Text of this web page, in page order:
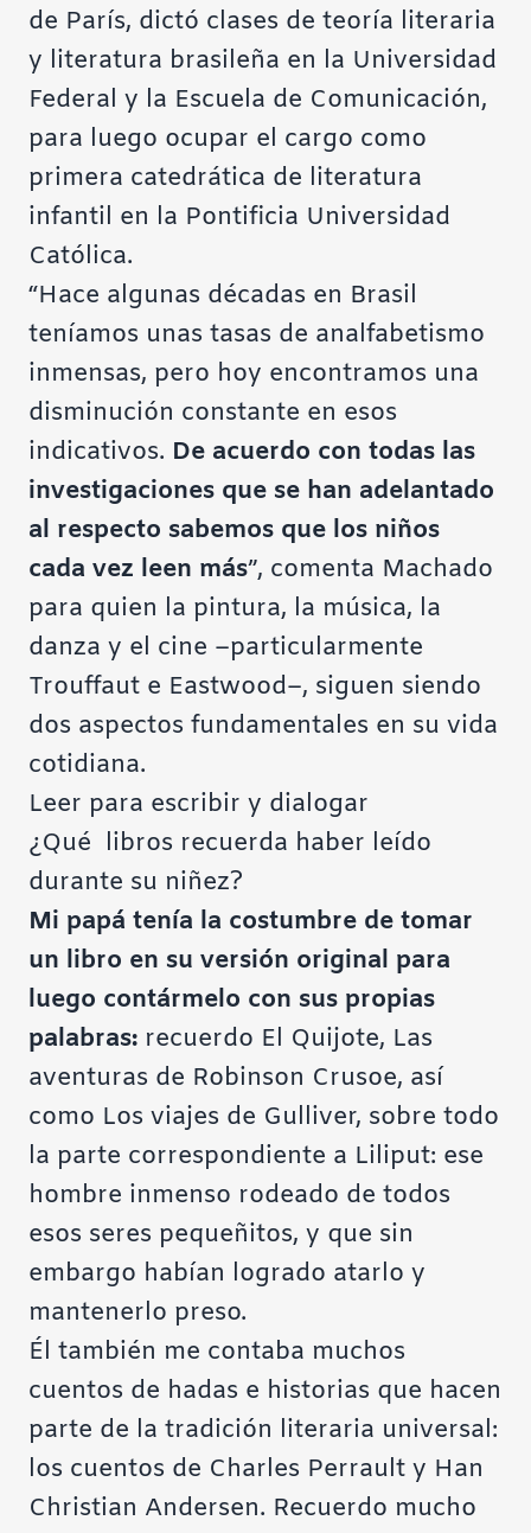
de París, dictó clases de teoría literaria
y literatura brasileña en la Universidad
Federal y la Escuela de Comunicación,
para luego ocupar el cargo como
primera catedrática de literatura
infantil en la Pontificia Universidad
Católica.
“Hace algunas décadas en Brasil
teníamos unas tasas de analfabetismo
inmensas, pero hoy encontramos una
disminución constante en esos
indicativos. De acuerdo con todas las
investigaciones que se han adelantado
al respecto sabemos que los niños
cada vez leen más”, comenta Machado
para quien la pintura, la música, la
danza y el cine –particularmente
Trouffaut e Eastwood–, siguen siendo
dos aspectos fundamentales en su vida
cotidiana.
Leer para escribir y dialogar
¿Qué libros recuerda haber leído
durante su niñez?
Mi papá tenía la costumbre de tomar
un libro en su versión original para
luego contármelo con sus propias
palabras: recuerdo El Quijote, Las
aventuras de Robinson Crusoe, así
como Los viajes de Gulliver, sobre todo
la parte correspondiente a Liliput: ese
hombre inmenso rodeado de todos
esos seres pequeñitos, y que sin
embargo habían logrado atarlo y
mantenerlo preso.
Él también me contaba muchos
cuentos de hadas e historias que hacen
parte de la tradición literaria universal:
los cuentos de Charles Perrault y Han
Christian Andersen. Recuerdo mucho